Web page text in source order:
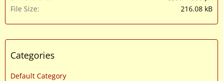
File Size
216.08 kB
Categories
Default Category